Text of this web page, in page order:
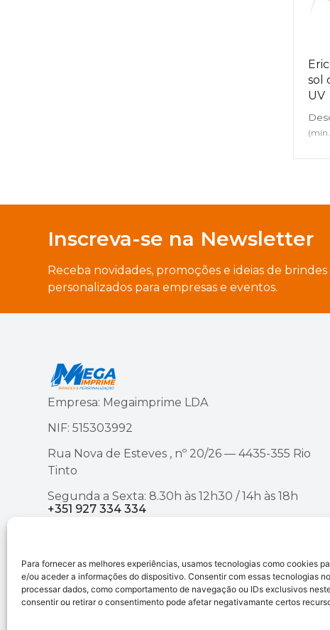
Para fornecer as melhores experiências, usamos tecnologias como cookies
e/ou aceder a informações do dispositivo. Consentir com essas tecnologias
processar dados, como comportamento de navegação ou IDs exclusivos
consentir ou retirar o consentimento pode afetar negativamante certos
sol
UV
Inscreva-se na Newsletter
Receba novidades, promoções e ideias de brindes
personalizados para empresas e eventos.
Empresa: Megaimprime LDA
NIF: 515303992
Rua Nova de Esteves , nº 20/26 — 4435-355 Rio
Tinto
Segunda a Sexta: 8.30h às 12h30 / 14h às 18h
+351 927 334 334
geral@megaimprime.com